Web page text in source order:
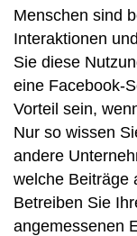
Menschen sind
Interaktionen
Sie diese
eine Facebook-
Vorteil sein,
Nur so wissen
andere
welche Beiträge
Betreiben Sie
angemessenen